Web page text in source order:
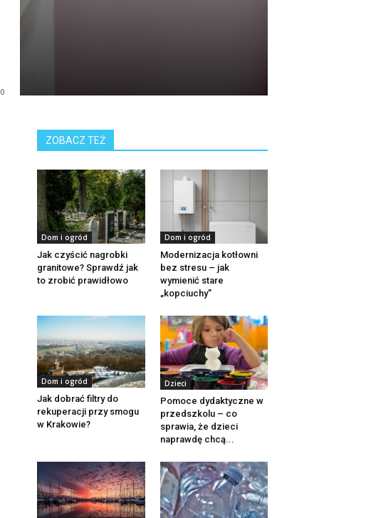
0
ZOBACZ TEŻ
Dom i ogród
Jak czyścić nagrobki
granitowe? Sprawdź jak
to zrobić prawidłowo
Dom i ogród
Modernizacja kotłowni
bez stresu – jak
wymienić stare
„kopciuchy”
Dom i ogród
Jak dobrać filtry do
rekuperacji przy smogu
w Krakowie?
Dzieci
Pomoce dydaktyczne w
przedszkolu – co
sprawia, że dzieci
naprawdę chcą...